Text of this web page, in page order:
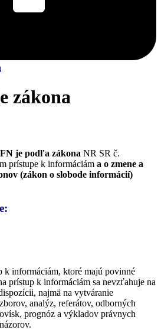
zákona
je podľa zákona NR SR č.
prístupe k informáciám a o zmene a
(zákon o slobode informácií)
k informáciám, ktoré majú povinné
prístup k informáciám sa nevzťahuje na
najmä na vytváranie
analýz, referátov, odborných
prognóz a výkladov právnych